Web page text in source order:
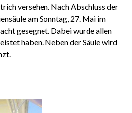
versehen. Nach Abschluss der
am Sonntag, 27. Mai im
gesegnet. Dabei wurde allen
haben. Neben der Säule wird